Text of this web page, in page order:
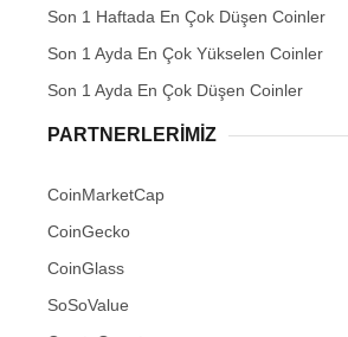
Son 1 Haftada En Çok Düşen Coinler
Son 1 Ayda En Çok Yükselen Coinler
Son 1 Ayda En Çok Düşen Coinler
PARTNERLERIMIZ
CoinMarketCap
CoinGecko
CoinGlass
SoSoValue